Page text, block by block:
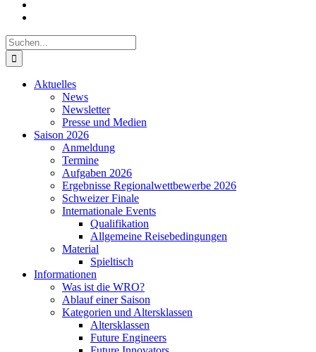
Suche
nach:
Aktuelles
News
Newsletter
Presse und Medien
Saison 2026
Anmeldung
Termine
Aufgaben 2026
Ergebnisse Regionalwettbewerbe 2026
Schweizer Finale
Internationale Events
Qualifikation
Allgemeine Reisebedingungen
Material
Spieltisch
Informationen
Was ist die WRO?
Ablauf einer Saison
Kategorien und Altersklassen
Altersklassen
Future Engineers